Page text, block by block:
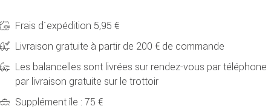
Frais d´expédition 5,95 €
Livraison gratuite à partir de 200 € de commande
Les balancelles sont livrées sur rendez-vous par téléphone
par livraison gratuite sur le trottoir
Supplément île : 75 €